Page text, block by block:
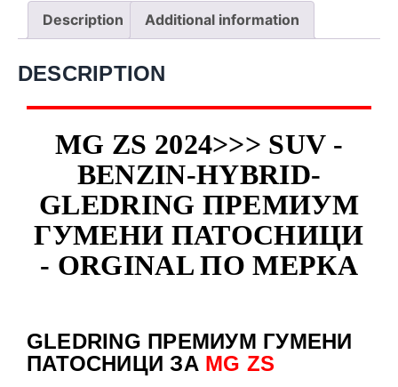
Description Additional information
DESCRIPTION
MG ZS 2024>>> SUV -
BENZIN-HYBRID-
GLEDRING ПРЕМИУМ
ГУМЕНИ ПАТОСНИЦИ
- ORGINAL ПО МЕРКА
GLEDRING ПРЕМИУМ ГУМЕНИ
ПАТОСНИЦИ ЗА MG ZS